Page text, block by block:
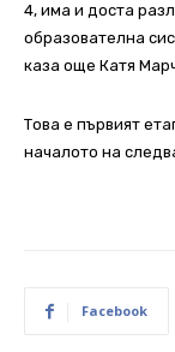
4, има и доста
образователна
каза още Катя
Това е първият
началото на
Facebook